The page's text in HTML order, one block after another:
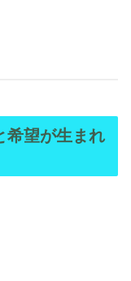
望が生まれ